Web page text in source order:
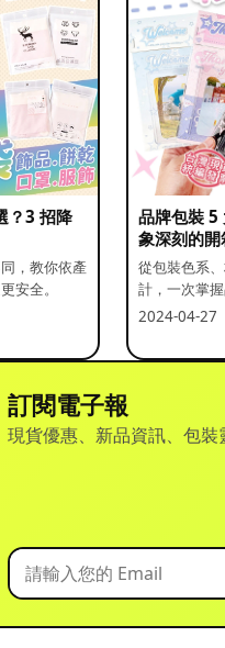
？3 招降
，教你依產
安全。
品牌包裝 5
象深刻的
從包裝色系
計，一次掌
2024-04-27
訂閱電子報
現貨優惠、新品資訊、包裝